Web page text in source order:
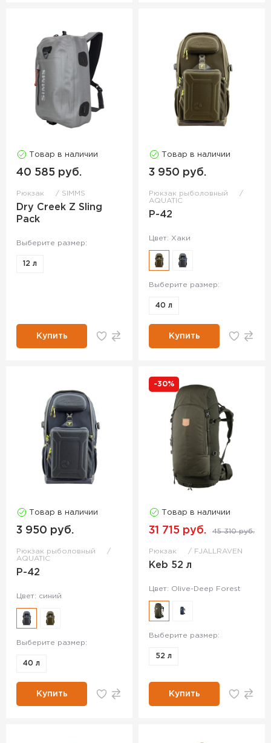
Товар в наличии
40 585 руб.
Рюкзак SIMMS
Dry Creek Z Sling
Pack
Выберите размер:
12 л
Купить
Товар в наличии
3 950 руб.
Рюкзак рыболовный
AQUATIC
Р-42
Цвет: Хаки
Выберите размер:
40 л
Купить
Товар в наличии
3 950 руб.
Рюкзак рыболовный
AQUATIC
Р-42
Цвет: синий
Выберите размер:
40 л
Купить
-30%
Товар в наличии
31 715 руб. 45 310 руб.
Рюкзак FJALLRAVEN
Keb 52 л
Цвет: Olive-Deep Forest
Выберите размер:
52 л
Купить